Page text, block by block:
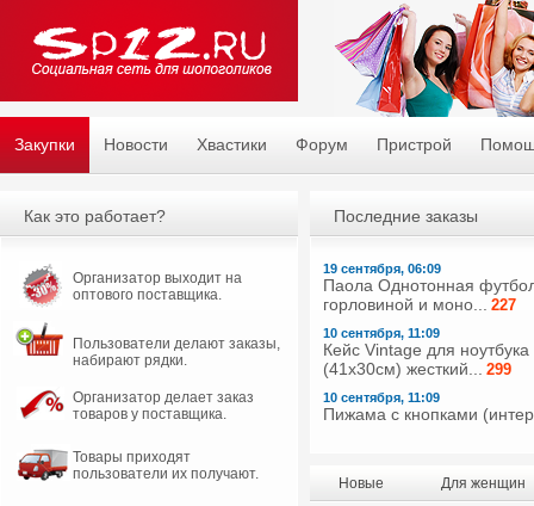
Закупки Новости Хвастики Форум Пристрой
Последние заказы
19 сентября, 06:09
Паола Однотонная
горловиной и моно...
227
10 сентября, 11:09
Кейс Vintage для
(41х30см) жесткий...
299
10 сентября, 11:09
Пижама с кнопками
Новые Для женщин
Как это работает?
Организатор выходит на
оптового поставщика.
Пользователи делают заказы,
набирают рядки.
Организатор делает заказ
товаров у поставщика.
Товары приходят
пользователи их получают.